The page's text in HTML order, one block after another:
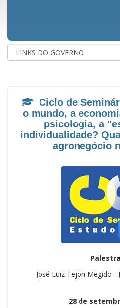
Ciclo de
o mundo, a
psicologia, a
individualidade?
agronegócio
José Luiz Tejon Megido -
28 de